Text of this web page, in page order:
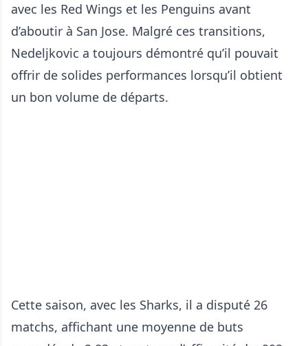
avec les Red Wings et les Penguins avant
d’aboutir à San Jose. Malgré ces transitions,
Nedeljkovic a toujours démontré qu’il pouvait
offrir de solides performances lorsqu’il obtient
un bon volume de départs.
Cette saison, avec les Sharks, il a disputé 26
matchs, affichant une moyenne de buts